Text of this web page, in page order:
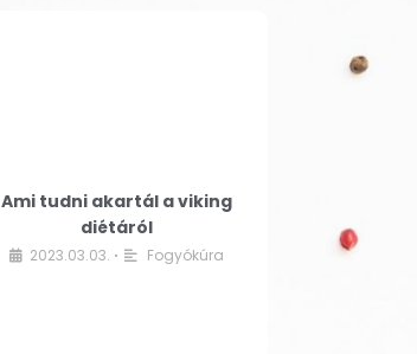
Ami tudni akartál a viking
diétáról
2023.03.03. • Fogyókúra